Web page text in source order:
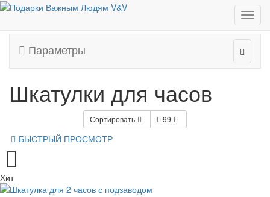
Шкатулки для часов
Параметры
Шкатулки для часов
Сортировать 99
БЫСТРЫЙ ПРОСМОТР
Хит